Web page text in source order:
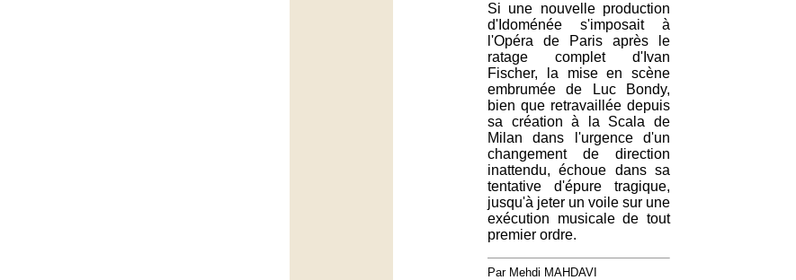
Si une nouvelle production
d'Idoménée s'imposait à
l'Opéra de Paris après le
ratage complet d'Ivan
Fischer, la mise en scène
embrumée de Luc Bondy,
bien que retravaillée depuis
sa création à la Scala de
Milan dans l'urgence d'un
changement de direction
inattendu, échoue dans sa
tentative d'épure tragique,
jusqu'à jeter un voile sur une
exécution musicale de tout
premier ordre.
Par Mehdi MAHDAVI